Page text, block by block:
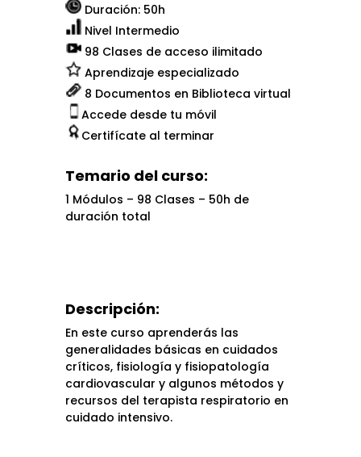
Duración: 50h
Nivel Intermedio
98 Clases de acceso ilimitado
Aprendizaje especializado
8 Documentos en Biblioteca virtual
Accede desde tu móvil
Certifícate al terminar
Temario del curso:
1 Módulos – 98 Clases – 50h de
duración total
Descripción:
En este curso aprenderás las
generalidades básicas en cuidados
críticos, fisiología y fisiopatología
cardiovascular y algunos métodos y
recursos del terapista respiratorio en
cuidado intensivo.